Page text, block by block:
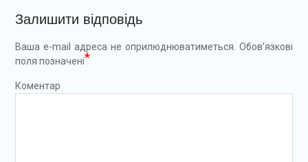
Залишити відповідь
Ваша e-mail адреса не оприлюднюватиметься. Обов’язкові
поля позначені*
Коментар